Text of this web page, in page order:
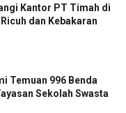
Kantor PT Timah di
dan Kebakaran
Temuan 996 Benda
Sekolah Swasta